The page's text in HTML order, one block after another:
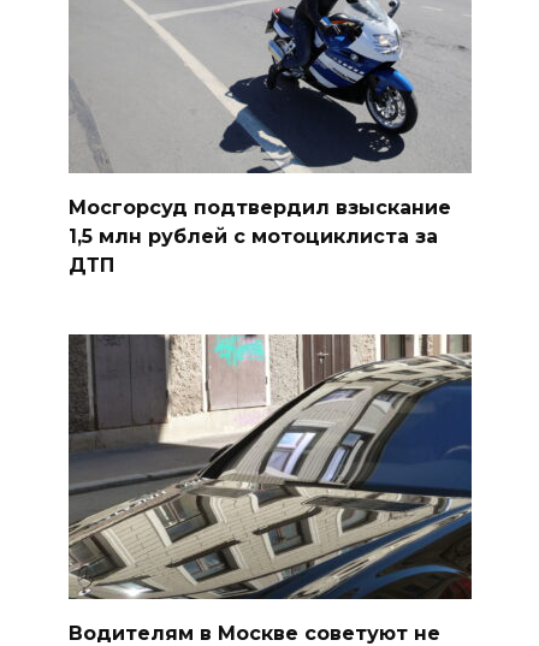
Мосгорсуд подтвердил взыскание
1,5 млн рублей с мотоциклиста за
ДТП
Водителям в Москве советуют не